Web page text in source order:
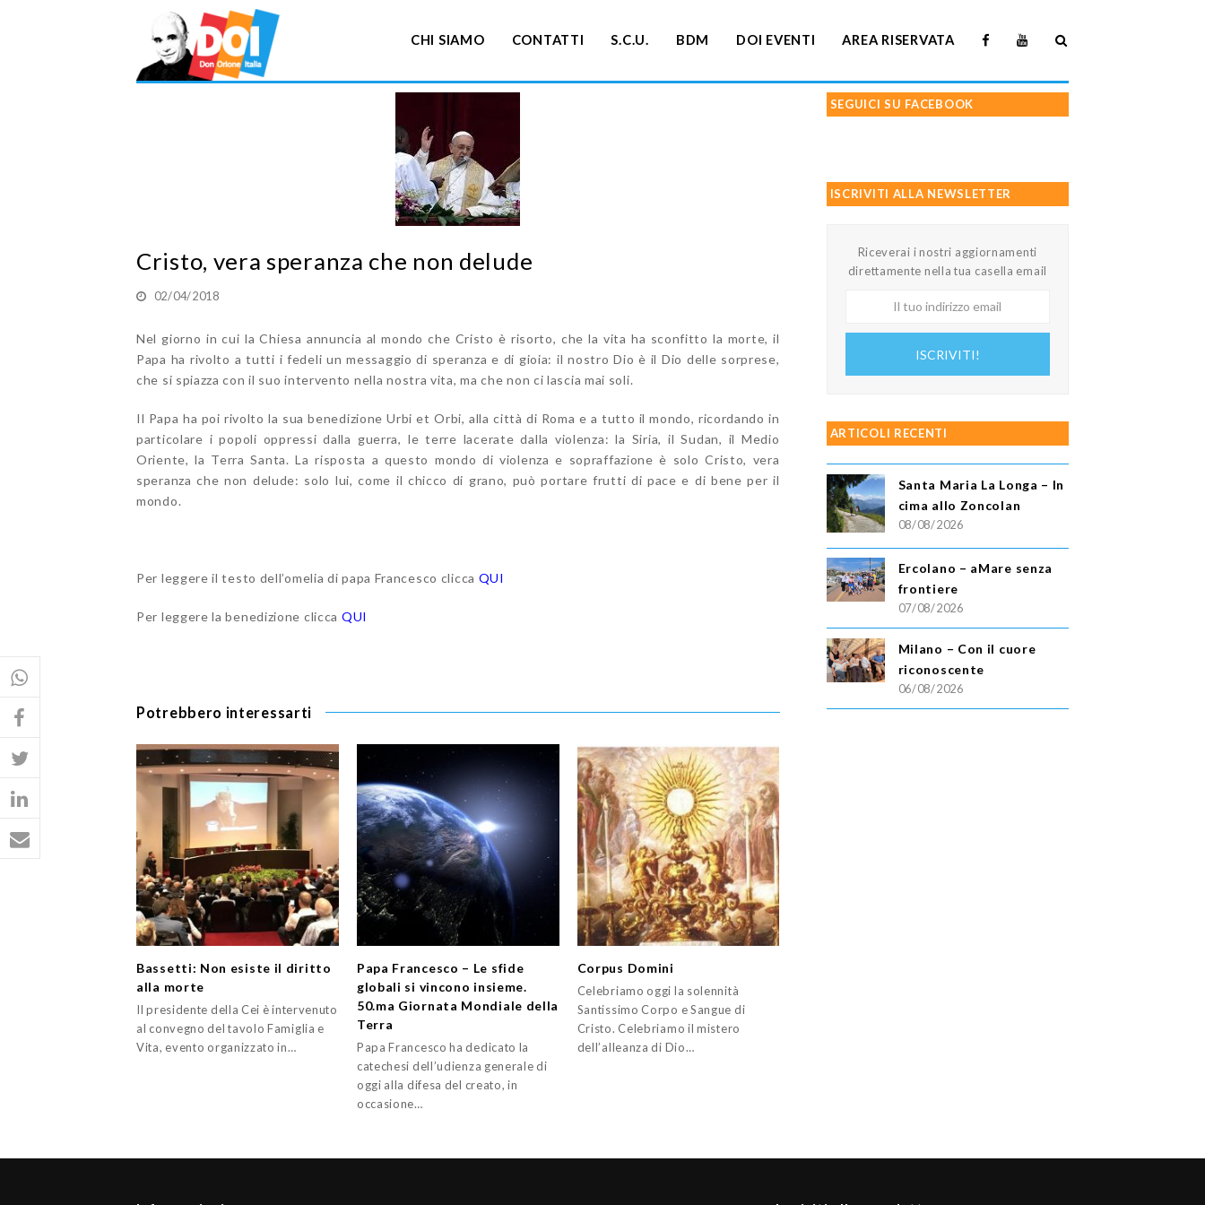
CHI SIAMO CONTATTI S.C.U. BDM DOI EVENTI AREA RISERVATA
Cristo, vera speranza che non delude
02/04/2018
Nel giorno in cui la Chiesa annuncia al mondo che Cristo è risorto, che la vita ha sconfitto la morte, il
Papa ha rivolto a tutti i fedeli un messaggio di speranza e di gioia: il nostro Dio è il Dio delle sorprese,
che si spiazza con il suo intervento nella nostra vita, ma che non ci lascia mai soli.
Il Papa ha poi rivolto la sua benedizione Urbi et Orbi, alla città di Roma e a tutto il mondo, ricordando in
particolare i popoli oppressi dalla guerra, le terre lacerate dalla violenza: la Siria, il Sudan, il Medio
Oriente, la Terra Santa. La risposta a questo mondo di violenza e sopraffazione è solo Cristo, vera
speranza che non delude: solo lui, come il chicco di grano, può portare frutti di pace e di bene per il
mondo.
Per leggere il testo dell’omelia di papa Francesco clicca QUI
Per leggere la benedizione clicca QUI
Potrebbero interessarti
Bassetti: Non esiste il diritto
alla morte
Il presidente della Cei è intervenuto
al convegno del tavolo Famiglia e
Vita, evento organizzato in…
Papa Francesco – Le sfide
globali si vincono insieme.
50.ma Giornata Mondiale della
Terra
Papa Francesco ha dedicato la
catechesi dell’udienza generale di
oggi alla difesa del creato, in
occasione…
Corpus Domini
Celebriamo oggi la solennità
Santissimo Corpo e Sangue di
Cristo. Celebriamo il mistero
dell’alleanza di Dio…
SEGUICI SU FACEBOOK
ISCRIVITI ALLA NEWSLETTER
Riceverai i nostri aggiornamenti
direttamente nella tua casella email
ISCRIVITI!
ARTICOLI RECENTI
Santa Maria La Longa – In
cima allo Zoncolan
08/08/2026
Ercolano – aMare senza
frontiere
07/08/2026
Milano – Con il cuore
riconoscente
06/08/2026